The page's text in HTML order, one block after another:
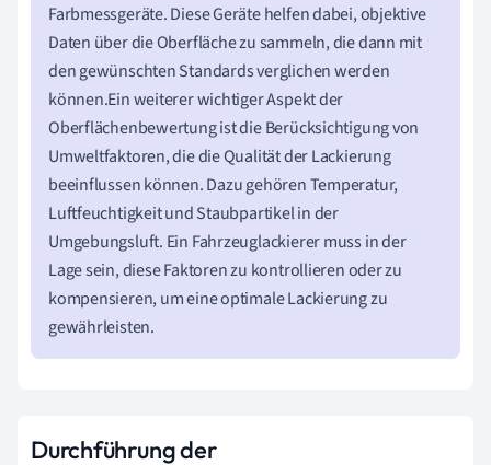
Farbmessgeräte. Diese Geräte helfen dabei, objektive
Daten über die Oberfläche zu sammeln, die dann mit
den gewünschten Standards verglichen werden
können.Ein weiterer wichtiger Aspekt der
Oberflächenbewertung ist die Berücksichtigung von
Umweltfaktoren, die die Qualität der Lackierung
beeinflussen können. Dazu gehören Temperatur,
Luftfeuchtigkeit und Staubpartikel in der
Umgebungsluft. Ein Fahrzeuglackierer muss in der
Lage sein, diese Faktoren zu kontrollieren oder zu
kompensieren, um eine optimale Lackierung zu
gewährleisten.
Durchführung der